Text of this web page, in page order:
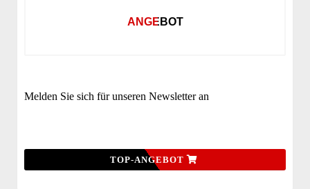
ANGEBOT
Melden Sie sich für unseren Newsletter an
TOP-ANGEBOT